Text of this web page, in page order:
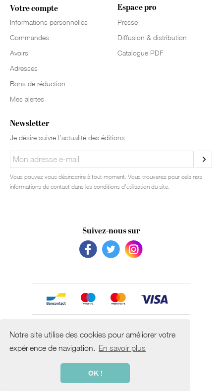
Notre site utilise des cookies pour améliorer votre
expérience de navigation. En savoir plus
OK !
Votre compte
Informations personnelles
Commandes
Avoirs
Adresses
Bons de réduction
Mes alertes
Espace pro
Presse
Diffusion & distribution
Catalogue PDF
Newsletter
Je désire suivre l’actualité des éditions
Vous pouvez vous désinscrire à tout moment. Vous trouverez pour cela nos
informations de contact dans les conditions d'utilisation du site.
Suivez-nous sur